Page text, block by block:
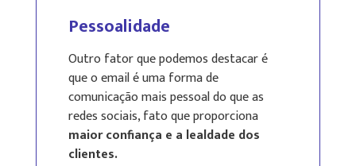
Pessoalidade
Outro fator que podemos destacar é
que o email é uma forma de
comunicação mais pessoal do que as
redes sociais, fato que proporciona
maior confiança e a lealdade dos
clientes.